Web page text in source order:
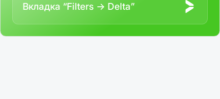
Вкладка “Filters → Delta”